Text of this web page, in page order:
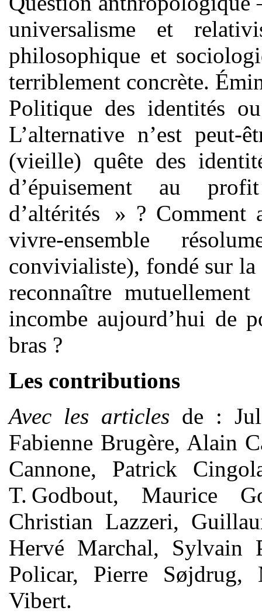
universalisme et
philosophique et
terriblement concrète.
Politique des identités
L’alternative n’est
(vieille) quête des
d’épuisement au
d’altérités » ? Comment
vivre-ensemble
convivialiste), fondé sur
reconnaître
incombe aujourd’hui de
bras ?
Les contributions
Avec les articles de :
Fabienne Brugère, Alain
Cannone, Patrick
T. Godbout, Maurice
Christian Lazzeri,
Hervé Marchal, Sylvain
Policar, Pierre Søjdrug,
Vibert.